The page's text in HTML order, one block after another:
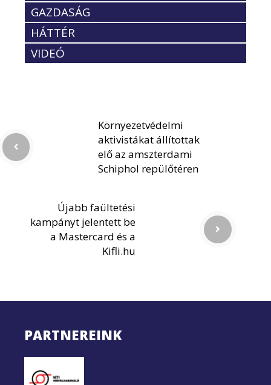
GAZDASÁG
HÁTTÉR
VIDEÓ
Környezetvédelmi
aktivistákat állítottak
elő az amszterdami
Schiphol repülőtéren
Újabb faültetési
kampányt jelentett be
a Mastercard és a
Kifli.hu
PARTNEREINK